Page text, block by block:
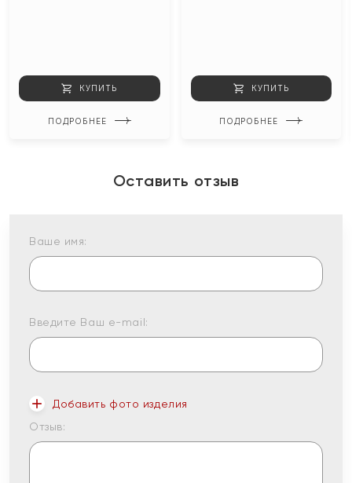
КУПИТЬ
ПОДРОБНЕЕ
КУПИТЬ
ПОДРОБНЕЕ
Оставить отзыв
Ваше имя:
Введите Ваш e-mail:
Добавить фото изделия
Отзыв: